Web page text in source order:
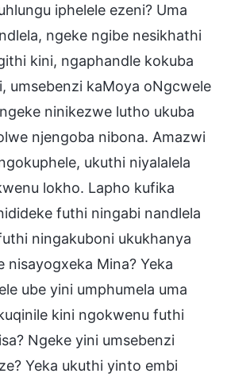
iphelele ezeni? Uma
ngeke ngibe nesikhathi
kini, ngaphandle kokuba
umsebenzi kaMoya oNgcwele
ninikezwe lutho ukuba
njengoba nibona. Amazwi
ukuthi niyalalela
lokho. Lapho kufika
futhi ningabi nandlela
ningakuboni ukukhanya
nisayogxeka Mina? Yeka
ube yini umphumela uma
kini ngokwenu futhi
Ngeke yini umsebenzi
Yeka ukuthi yinto embi